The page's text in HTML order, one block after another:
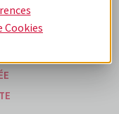
Cookies